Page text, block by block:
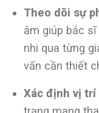
Theo dõi sự
âm giúp bác
nhi qua từng
vấn cần thiết
Xác định vị trí